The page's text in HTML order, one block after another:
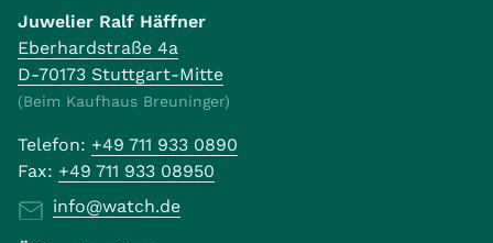
Juwelier Ralf Häffner
Eberhardstraße 4a
D-70173 Stuttgart-Mitte
(Beim Kaufhaus Breuninger)
Telefon: +49 711 933 0890
Fax: +49 711 933 08950
info@watch.de